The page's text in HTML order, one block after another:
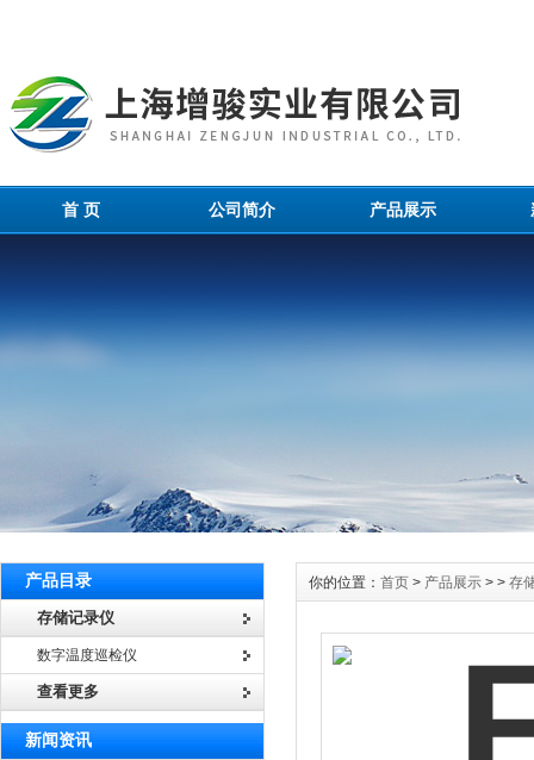
首 页 公司简介 产品展示
产品目录
存储记录仪
数字温度巡检仪
查看更多
新闻资讯
你的位置： 首页 > 产品展示 > > 存